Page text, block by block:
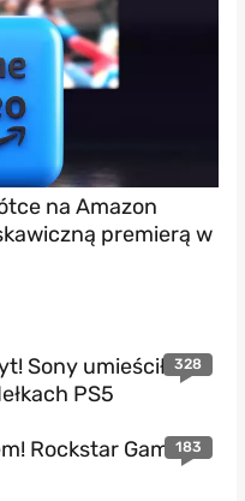
na Amazon
premierą w
328
Sony umieściło
PS5
183
Rockstar Games z